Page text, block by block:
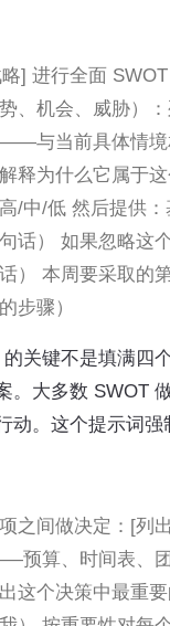
] 进行全面
、机会、威胁）
与当前具体情境
释为什么它属于
/中/低 然后提供
话） 如果忽略这
） 本周要采取的
步骤）
的关键不是填满四
。大多数 SWOT
动。这个提示词强
之间做决定：[列
预算、时间表、
这个决策中最重